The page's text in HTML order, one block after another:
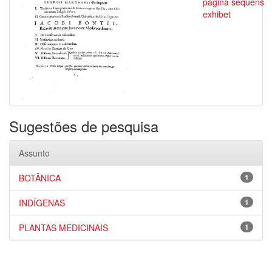
exhibet
Sugestões de pesquisa
Assunto
1
BOTÂNICA
1
INDÍGENAS
1
PLANTAS MEDICINAIS